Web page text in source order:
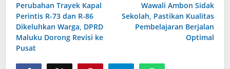
pos
Perubahan Trayek Kapal
Perintis R-73 dan R-86
Dikeluhkan Warga, DPRD
Maluku Dorong Revisi ke
Pusat
Wawali Ambon Sidak
Sekolah, Pastikan Kualitas
Pembelajaran Berjalan
Optimal